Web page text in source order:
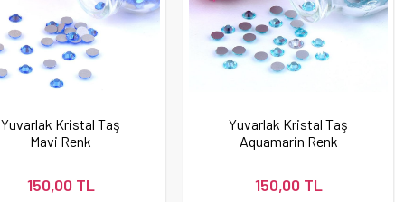
Yuvarlak Kristal Taş
Mavi Renk
150,00 TL
Yuvarlak Kristal Taş
Aquamarin Renk
150,00 TL